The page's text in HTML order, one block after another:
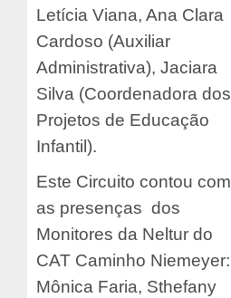
Letícia Viana, Ana Clara
Cardoso (Auxiliar
Administrativa), Jaciara
Silva (Coordenadora dos
Projetos de Educação
Infantil).
Este Circuito contou com
as presenças dos
Monitores da Neltur do
CAT Caminho Niemeyer:
Mônica Faria, Sthefany